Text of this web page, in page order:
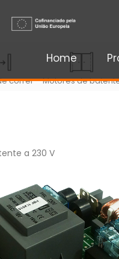
Home
correr Motores de
a 230 V